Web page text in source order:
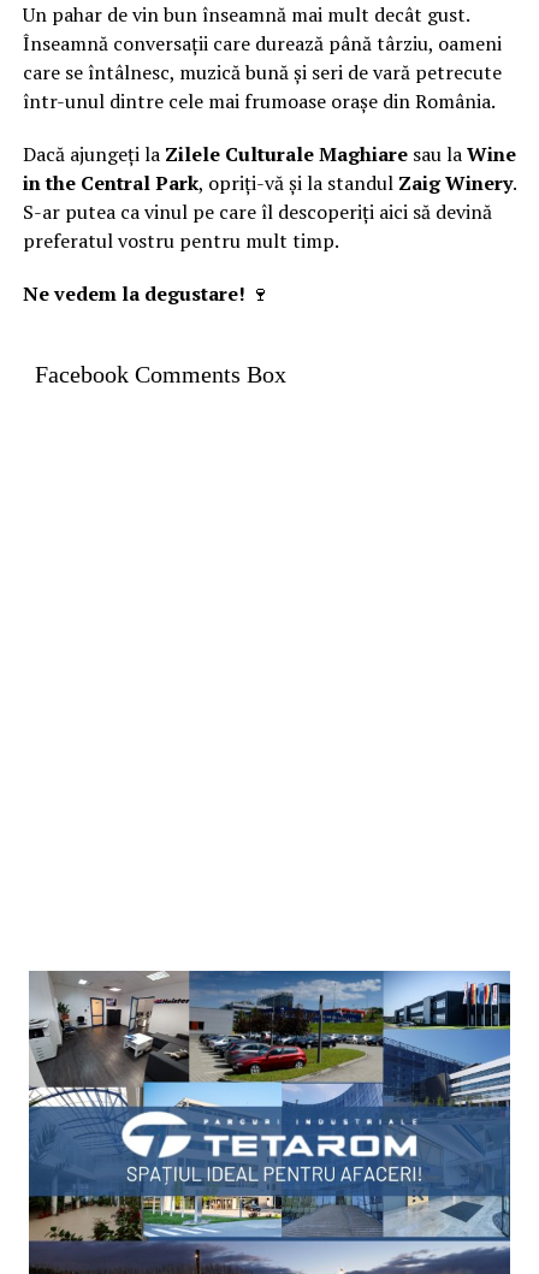
Un pahar de vin bun înseamnă mai mult decât gust.
Înseamnă conversații care durează până târziu, oameni
care se întâlnesc, muzică bună și seri de vară petrecute
într-unul dintre cele mai frumoase orașe din România.
Dacă ajungeți la Zilele Culturale Maghiaresau laWine
in the Central Park, opriți-vă și la standul Zaig Winery.
S-ar putea ca vinul pe care îl descoperiți aici să devină
preferatul vostru pentru mult timp.
Ne vedem la degustare! 🍷
Facebook Comments Box